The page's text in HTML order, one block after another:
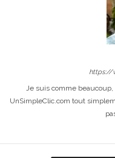
https://
Je suis comme beaucoup,
UnSimpleClic.com tout